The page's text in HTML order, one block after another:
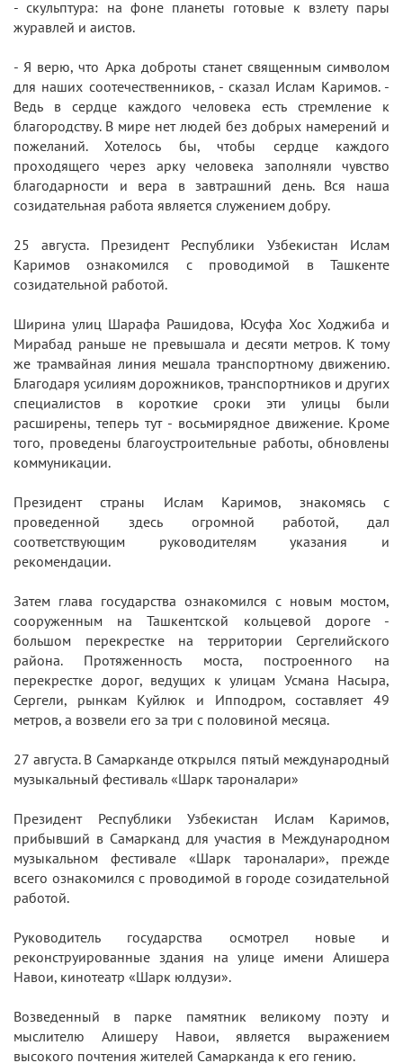
- скульптура: на фоне планеты готовые к взлету пары
журавлей и аистов.
- Я верю, что Арка доброты станет священным символом
для наших соотечественников, - сказал Ислам Каримов. -
Ведь в сердце каждого человека есть стремление к
благородству. В мире нет людей без добрых намерений и
пожеланий. Хотелось бы, чтобы сердце каждого
проходящего через арку человека заполняли чувство
благодарности и вера в завтрашний день. Вся наша
созидательная работа является служением добру.
25 августа. Президент Республики Узбекистан Ислам
Каримов ознакомился с проводимой в Ташкенте
созидательной работой.
Ширина улиц Шарафа Рашидова, Юсуфа Хос Ходжиба и
Мирабад раньше не превышала и десяти метров. К тому
же трамвайная линия мешала транспортному движению.
Благодаря усилиям дорожников, транспортников и других
специалистов в короткие сроки эти улицы были
расширены, теперь тут - восьмирядное движение. Кроме
того, проведены благоустроительные работы, обновлены
коммуникации.
Президент страны Ислам Каримов, знакомясь с
проведенной здесь огромной работой, дал
соответствующим руководителям указания и
рекомендации.
Затем глава государства ознакомился с новым мостом,
сооруженным на Ташкентской кольцевой дороге -
большом перекрестке на территории Сергелийского
района. Протяженность моста, построенного на
перекрестке дорог, ведущих к улицам Усмана Насыра,
Сергели, рынкам Куйлюк и Ипподром, составляет 49
метров, а возвели его за три с половиной месяца.
27 августа. В Самарканде открылся пятый международный
музыкальный фестиваль «Шарк тароналари»
Президент Республики Узбекистан Ислам Каримов,
прибывший в Самарканд для участия в Международном
музыкальном фестивале «Шарк тароналари», прежде
всего ознакомился с проводимой в городе созидательной
работой.
Руководитель государства осмотрел новые и
реконструированные здания на улице имени Алишера
Навои, кинотеатр «Шарк юлдузи».
Возведенный в парке памятник великому поэту и
мыслителю Алишеру Навои, является выражением
высокого почтения жителей Самарканда к его гению.